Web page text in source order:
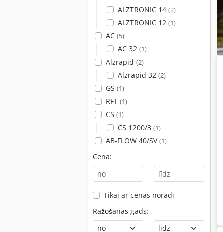
ALZTRONIC 14 (2)
ALZTRONIC 12 (1)
AC (5)
AC 32 (1)
Alzrapid (2)
Alzrapid 32 (2)
GS (1)
RFT (1)
CS (1)
CS 1200/3 (1)
AB-FLOW 40/SV(1)
Cena:
-
Tikai ar cenas norādi
Ražošanas gads:
-